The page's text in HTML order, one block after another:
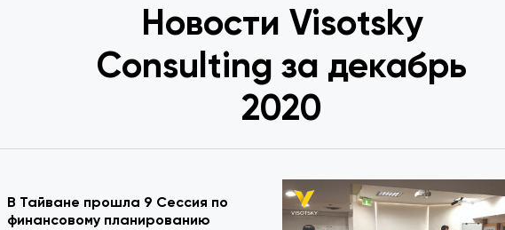
Новости Visotsky
Consulting за декабрь
2020
В Тайване прошла 9 Сессия по
финансовому планированию